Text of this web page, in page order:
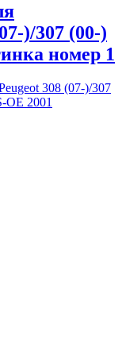
)/307 (00-)
номер 1
308 (07-)/307
OE 2001